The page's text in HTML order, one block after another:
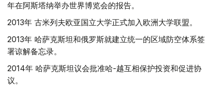
年在阿斯塔纳举办世界博览会的报告。
2013年 古米列夫欧亚国立大学正式加入欧洲大学联盟。
2013年 哈萨克斯坦和俄罗斯就建立统一的区域防空体系签
署谅解备忘录。
2014年 哈萨克斯坦议会批准哈-越互相保护投资和促进协
议。